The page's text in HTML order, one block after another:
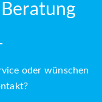
oder wünschen